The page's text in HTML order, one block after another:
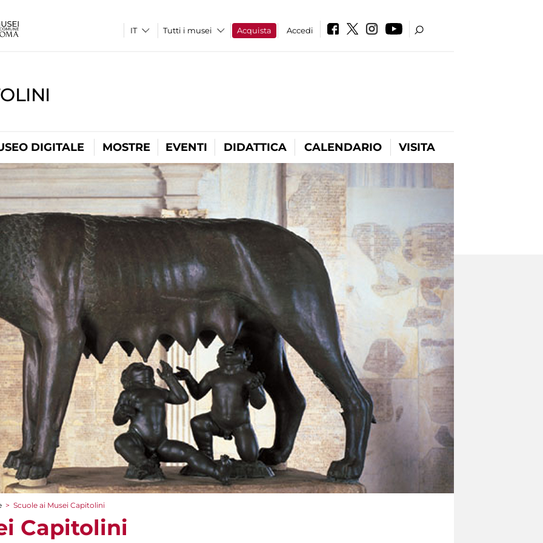
Tutti i musei Acquista Accedi
DIGITALE MOSTRE EVENTI DIDATTICA CALENDARIO VISITA
> Scuole ai Musei Capitolini
Capitolini